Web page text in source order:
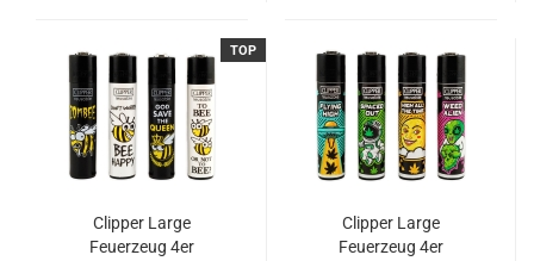
TOP
Clipper Large
Feuerzeug 4er
Clipper Large
Feuerzeug 4er